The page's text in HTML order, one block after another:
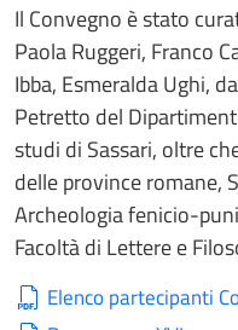
Il Convegno è stato
Paola Ruggeri, Franco
Ibba, Esmeralda Ughi,
Petretto del
studi di Sassari, oltre
delle province romane,
Archeologia fenicio-
Facoltà di Lettere e
Elenco partecipanti